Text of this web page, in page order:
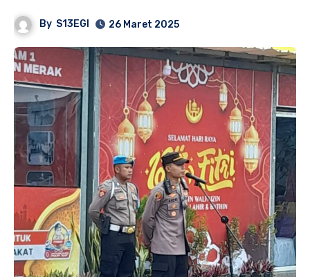
By S13EGI 26 Maret 2025